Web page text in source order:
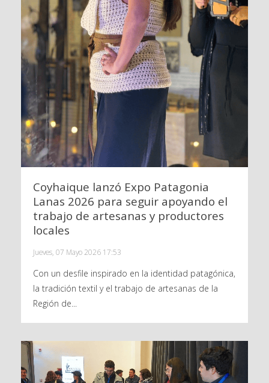
Coyhaique lanzó Expo Patagonia
Lanas 2026 para seguir apoyando el
trabajo de artesanas y productores
locales
Jueves, 07 Mayo 2026 17:53
Con un desfile inspirado en la identidad patagónica,
la tradición textil y el trabajo de artesanas de la
Región de...